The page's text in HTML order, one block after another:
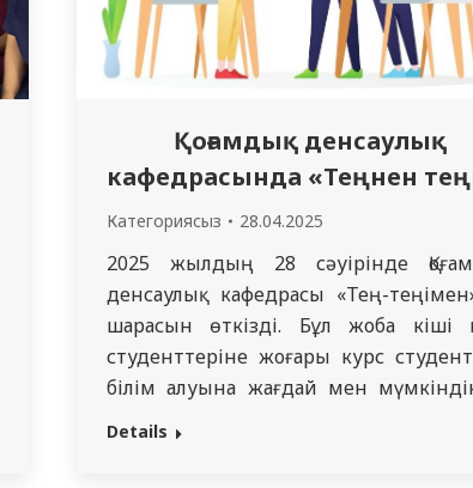
Қоғамдық денсаулық
кафедрасында «Теңнен
Категориясыз 28.04.2025
2025 жылдың 28 сәуірінде
денсаулық кафедрасы «Тең-
шарасын өткізді. Бұл жоба кіші
студенттеріне жоғары курс
білім алуына жағдай мен
жасауға бағытталған болатын. Бұл іс-
Details